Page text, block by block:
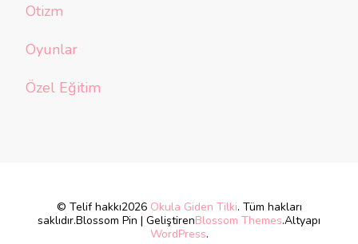
Otizm
Oyunlar
Özel Eğitim
© Telif hakkı2026 Okula Giden Tilki. Tüm hakları
saklıdır.Blossom Pin | GeliştirenBlossom Themes.Altyapı
WordPress.